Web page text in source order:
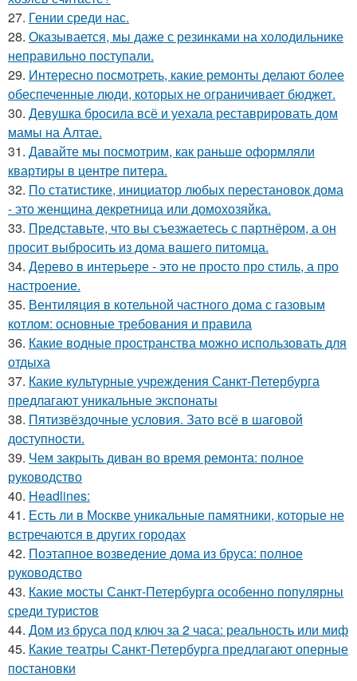
27. Гении среди нас.
28. Оказывается, мы даже с резинками на холодильнике
неправильно поступали.
29. Интересно посмотреть, какие ремонты делают более
обеспеченные люди, которых не ограничивает бюджет.
30. Девушка бросила всё и уехала реставрировать дом
мамы на Алтае.
31. Давайте мы посмотрим, как раньше оформляли
квартиры в центре питера.
32. По статистике, инициатор любых перестановок дома
- это женщина декретница или домохозяйка.
33. Представьте, что вы съезжаетесь с партнёром, а он
просит выбросить из дома вашего питомца.
34. Дерево в интерьере - это не просто про стиль, а про
настроение.
35. Вентиляция в котельной частного дома с газовым
котлом: основные требования и правила
36. Какие водные пространства можно использовать для
отдыха
37. Какие культурные учреждения Санкт-Петербурга
предлагают уникальные экспонаты
38. Пятизвёздочные условия. Зато всё в шаговой
доступности.
39. Чем закрыть диван во время ремонта: полное
руководство
40. Headlines:
41. Есть ли в Москве уникальные памятники, которые не
встречаются в других городах
42. Поэтапное возведение дома из бруса: полное
руководство
43. Какие мосты Санкт-Петербурга особенно популярны
среди туристов
44. Дом из бруса под ключ за 2 часа: реальность или миф
45. Какие театры Санкт-Петербурга предлагают оперные
постановки